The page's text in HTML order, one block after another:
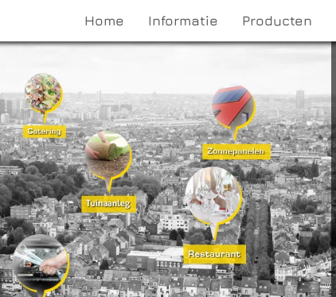
Home Informatie Producten